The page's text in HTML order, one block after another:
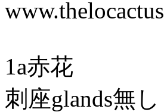
www.thelocactus
1a赤花
刺座glands無し